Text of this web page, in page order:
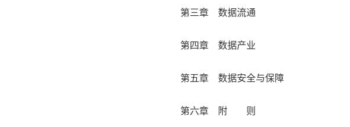
第三章 数据流通
第四章 数据产业
第五章 数据安全与保障
第六章 附 则